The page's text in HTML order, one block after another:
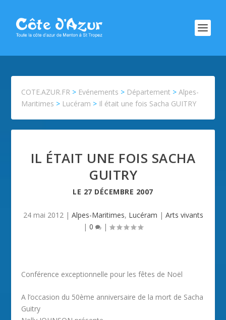
COTE.AZUR.FR > Evénements > Département >Alpes-
Maritimes > Lucéram > Il était une fois Sacha GUITRY
IL ÉTAIT UNE FOIS SACHA
GUITRY
LE 27 DÉCEMBRE 2007
24 mai 2012| Alpes-Maritimes, Lucéram | Arts vivants
| 0 |
Conférence exceptionnelle pour les fêtes de Noël
A l’occasion du 50ème anniversaire de la mort de Sacha
Guitry